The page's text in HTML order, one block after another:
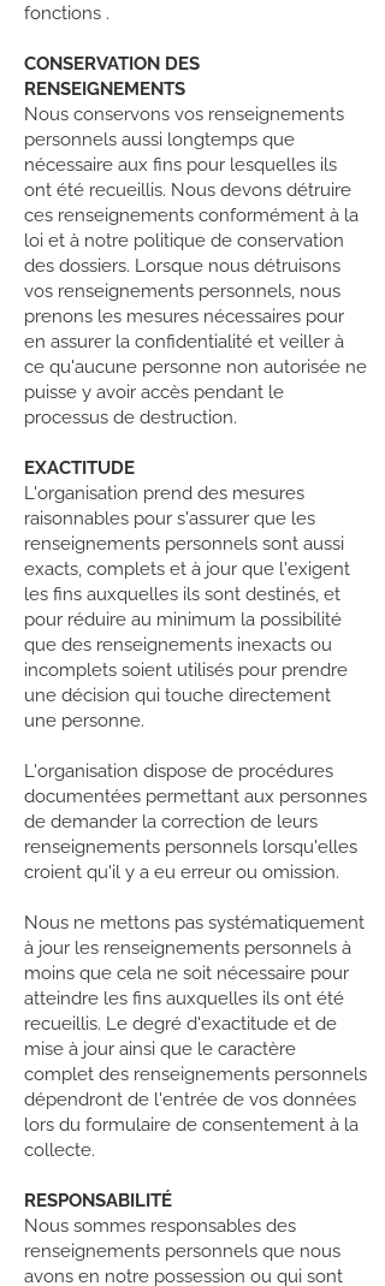
fonctions .
CONSERVATION DES
RENSEIGNEMENTS
Nous conservons vos renseignements
personnels aussi longtemps que
nécessaire aux fins pour lesquelles ils
ont été recueillis. Nous devons détruire
ces renseignements conformément à la
loi et à notre politique de conservation
des dossiers. Lorsque nous détruisons
vos renseignements personnels, nous
prenons les mesures nécessaires pour
en assurer la confidentialité et veiller à
ce qu'aucune personne non autorisée ne
puisse y avoir accès pendant le
processus de destruction.
EXACTITUDE
L'organisation prend des mesures
raisonnables pour s'assurer que les
renseignements personnels sont aussi
exacts, complets et à jour que l'exigent
les fins auxquelles ils sont destinés, et
pour réduire au minimum la possibilité
que des renseignements inexacts ou
incomplets soient utilisés pour prendre
une décision qui touche directement
une personne.
L'organisation dispose de procédures
documentées permettant aux personnes
de demander la correction de leurs
renseignements personnels lorsqu'elles
croient qu'il y a eu erreur ou omission.
Nous ne mettons pas systématiquement
à jour les renseignements personnels à
moins que cela ne soit nécessaire pour
atteindre les fins auxquelles ils ont été
recueillis. Le degré d'exactitude et de
mise à jour ainsi que le caractère
complet des renseignements personnels
dépendront de l'entrée de vos données
lors du formulaire de consentement à la
collecte.
RESPONSABILITÉ
Nous sommes responsables des
renseignements personnels que nous
avons en notre possession ou qui sont